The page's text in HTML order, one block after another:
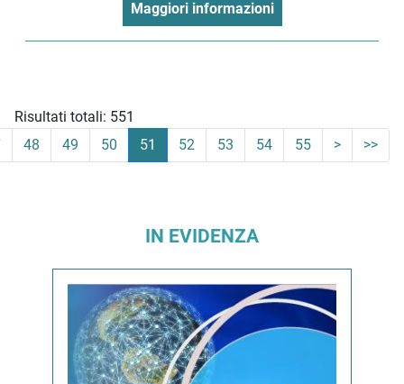
Maggiori informazioni
Risultati totali: 551
48 49 50 51 52 53 54 55 > >>
IN EVIDENZA